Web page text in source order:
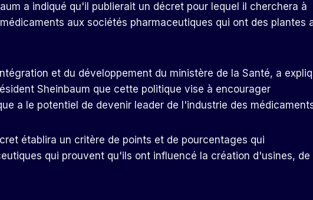
a indiqué qu'il publierait un décret pour lequel il cherchera à
aux sociétés pharmaceutiques qui ont des plantes
et du développement du ministère de la Santé, a
Sheinbaum que cette politique vise à encourager
a le potentiel de devenir leader de l'industrie des
établira un critère de points et de pourcentages qui
qui prouvent qu'ils ont influencé la création d'usines, de